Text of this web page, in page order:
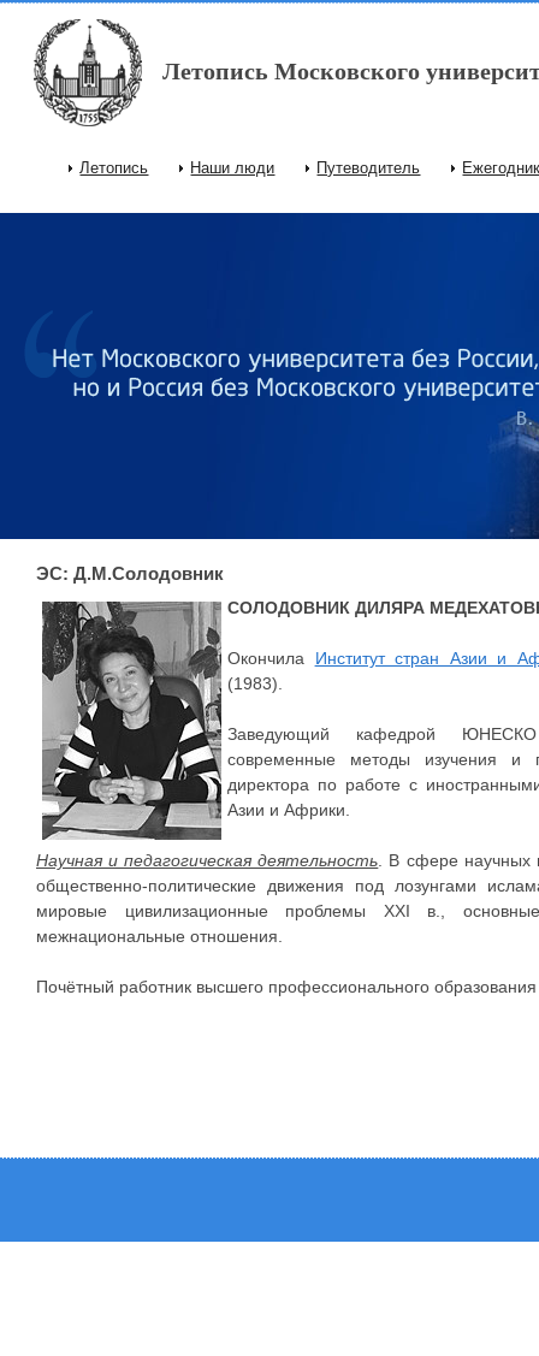
Перейти к основному содержанию
Летопись Московского
Главное меню
Летопись Наши люди Путеводитель
ЭС: Д.М.Солодовник
СОЛОДОВНИК ДИЛЯРА
Окончила Институт стран Азии и
(1983).
Заведующий кафедрой ЮНЕСКО
современные методы изучения и
директора по работе с
Азии и Африки.
Научная и педагогическая деятельность . В сфере научных
общественно-политические движения под лозунгами
мировые цивилизационные проблемы XXI в.,
межнациональные отношения.
Почётный работник высшего профессионального